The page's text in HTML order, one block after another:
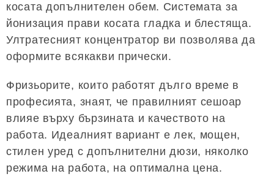
косата допълнителен обем. Системата за
йонизация прави косата гладка и блестяща.
Ултратесният концентратор ви позволява да
оформите всякакви прически.
Фризьорите, които работят дълго време в
професията, знаят, че правилният сешоар
влияе върху бързината и качеството на
работа. Идеалният вариант е лек, мощен,
стилен уред с допълнителни дюзи, няколко
режима на работа, на оптимална цена.